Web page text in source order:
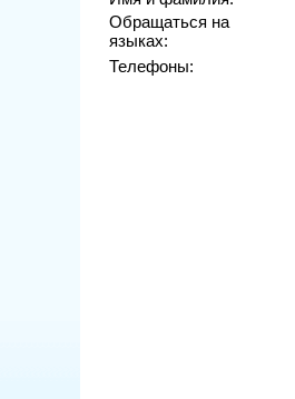
Обращаться на
языках:
Телефоны: